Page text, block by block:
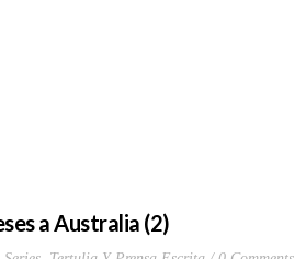
a Australia (2)